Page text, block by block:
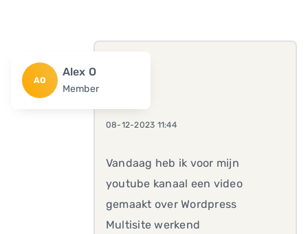
AO
Alex O
Member
08-12-2023 11:44
Vandaag heb ik voor mijn
youtube kanaal een video
gemaakt over Wordpress
Multisite werkend